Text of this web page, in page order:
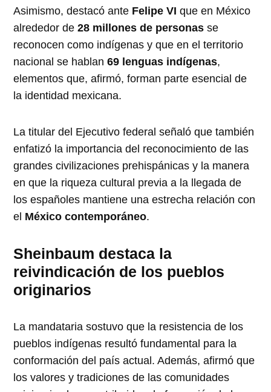
Asimismo, destacó ante Felipe VI que en México
alrededor de28 millones de personas se
reconocen como indígenas y que en el territorio
nacional se hablan69 lenguas indígenas,
elementos que, afirmó, forman parte esencial de
la identidad mexicana.
La titular del Ejecutivo federal señaló que también
enfatizó la importancia del reconocimiento de las
grandes civilizaciones prehispánicas y la manera
en que la riqueza cultural previa a la llegada de
los españoles mantiene una estrecha relación con
el México contemporáneo.
Sheinbaum destaca la
reivindicación de los pueblos
originarios
La mandataria sostuvo que la resistencia de los
pueblos indígenas resultó fundamental para la
conformación del país actual. Además, afirmó que
los valores y tradiciones de las comunidades